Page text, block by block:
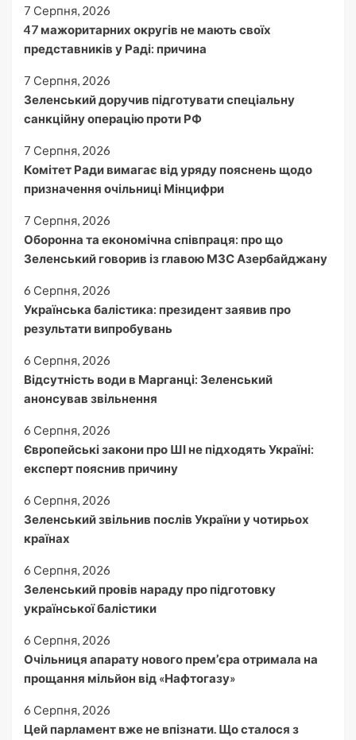
7 Серпня, 2026
47 мажоритарних округів не мають своїх
представників у Раді: причина
7 Серпня, 2026
Зеленський доручив підготувати спеціальну
санкційну операцію проти РФ
7 Серпня, 2026
Комітет Ради вимагає від уряду пояснень щодо
призначення очільниці Мінцифри
7 Серпня, 2026
Оборонна та економічна співпраця: про що
Зеленський говорив із главою МЗС Азербайджану
6 Серпня, 2026
Українська балістика: президент заявив про
результати випробувань
6 Серпня, 2026
Відсутність води в Марганці: Зеленський
анонсував звільнення
6 Серпня, 2026
Європейські закони про ШІ не підходять Україні:
експерт пояснив причину
6 Серпня, 2026
Зеленський звільнив послів України у чотирьох
країнах
6 Серпня, 2026
Зеленський провів нараду про підготовку
української балістики
6 Серпня, 2026
Очільниця апарату нового прем’єра отримала на
прощання мільйон від «Нафтогазу»
6 Серпня, 2026
Цей парламент вже не впізнати. Що сталося з